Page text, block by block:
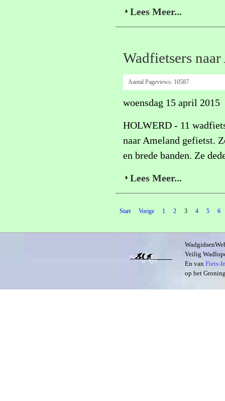
Lees Meer...
Wadfietsers
Aantal Pageviews: 10587
woensdag 15 april 2015
HOLWERD - 11
naar Ameland gefietst.
en brede banden. Ze
Lees Meer...
Start Vorige 1 2 3 4 5 6
Veilig
En van Fiets-
op het